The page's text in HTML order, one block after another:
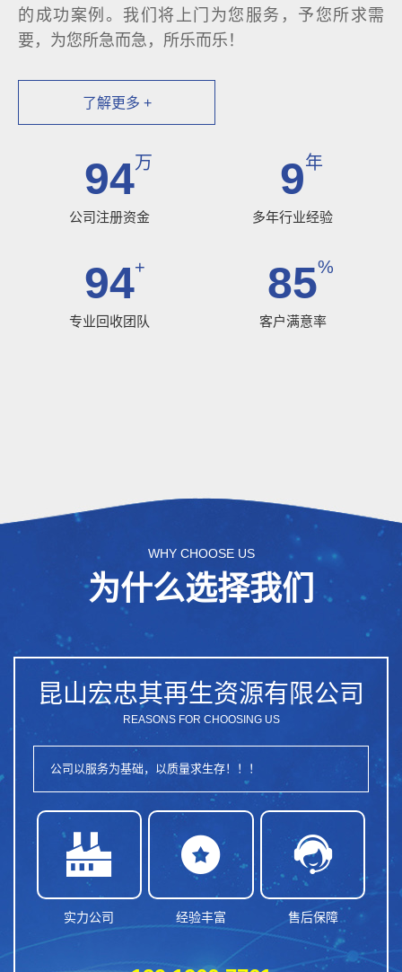
的成功案例。我们将上门为您服务，予您所求需
要，为您所急而急，所乐而乐！
了解更多 +
100万
公司注册资金
10年
多年行业经验
100
专业回收团队
90%
客户满意率
WHY CHOOSE US
为什么选择我们
昆山宏忠其再生资源有限公司
REASONS FOR CHOOSING US
公司以服务为基础，以质量求生存！！！

实力公司

经验丰富

售后保障